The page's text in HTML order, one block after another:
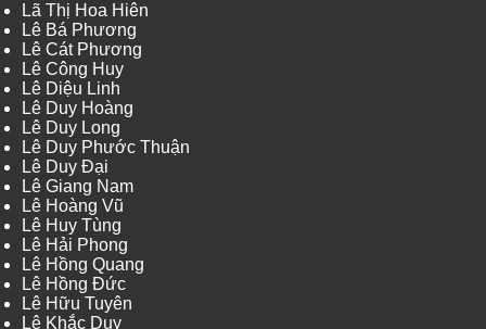
Lã Thị Hoa Hiên
Lê Bá Phương
Lê Cát Phương
Lê Công Huy
Lê Diệu Linh
Lê Duy Hoàng
Lê Duy Long
Lê Duy Phước Thuận
Lê Duy Đại
Lê Giang Nam
Lê Hoàng Vũ
Lê Huy Tùng
Lê Hải Phong
Lê Hồng Quang
Lê Hồng Đức
Lê Hữu Tuyên
Lê Khắc Duy